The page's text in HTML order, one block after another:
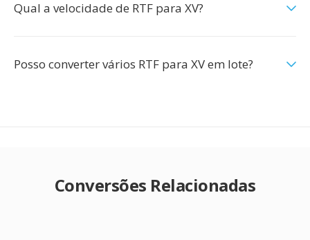
Qual a velocidade de RTF para XV?
Posso converter vários RTF para XV em lote?
Conversões Relacionadas